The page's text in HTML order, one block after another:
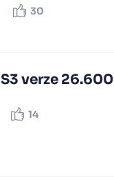
30
verze 26.600
14